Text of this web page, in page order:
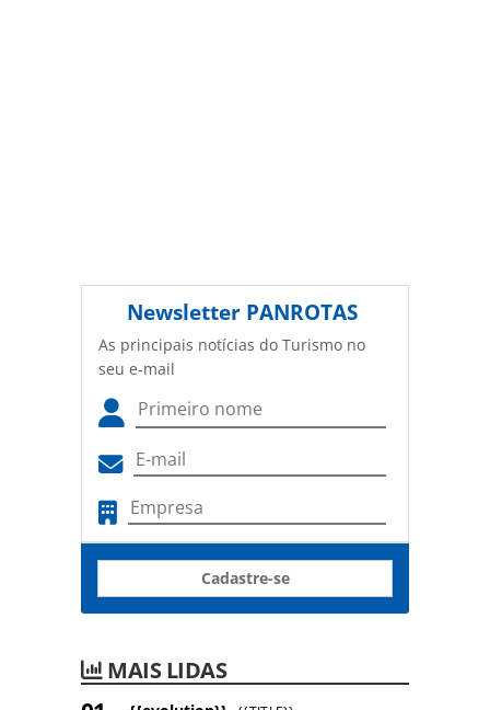
Newsletter PANROTAS
As principais notícias do Turismo no
seu e-mail
Cadastre-se
MAIS LIDAS